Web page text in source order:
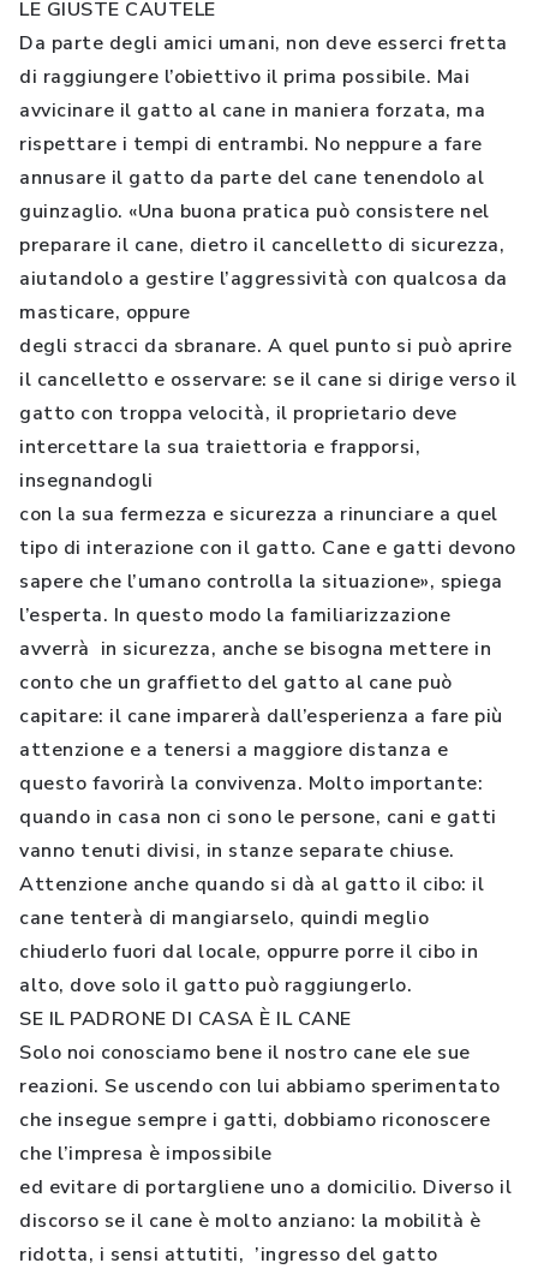
LE GIUSTE CAUTELE
Da parte degli amici umani, non deve esserci fretta
di raggiungere l’obiettivo il prima possibile. Mai
avvicinare il gatto al cane in maniera forzata, ma
rispettare i tempi di entrambi. No neppure a fare
annusare il gatto da parte del cane tenendolo al
guinzaglio. «Una buona pratica può consistere nel
preparare il cane, dietro il cancelletto di sicurezza,
aiutandolo a gestire l’aggressività con qualcosa da
masticare, oppure
degli stracci da sbranare. A quel punto si può aprire
il cancelletto e osservare: se il cane si dirige verso il
gatto con troppa velocità, il proprietario deve
intercettare la sua traiettoria e frapporsi,
insegnandogli
con la sua fermezza e sicurezza a rinunciare a quel
tipo di interazione con il gatto. Cane e gatti devono
sapere che l’umano controlla la situazione», spiega
l’esperta. In questo modo la familiarizzazione
avverrà in sicurezza, anche se bisogna mettere in
conto che un graffietto del gatto al cane può
capitare: il cane imparerà dall’esperienza a fare più
attenzione e a tenersi a maggiore distanza e
questo favorirà la convivenza. Molto importante:
quando in casa non ci sono le persone, cani e gatti
vanno tenuti divisi, in stanze separate chiuse.
Attenzione anche quando si dà al gatto il cibo: il
cane tenterà di mangiarselo, quindi meglio
chiuderlo fuori dal locale, oppurre porre il cibo in
alto, dove solo il gatto può raggiungerlo.
SE IL PADRONE DI CASA È IL CANE
Solo noi conosciamo bene il nostro cane ele sue
reazioni. Se uscendo con lui abbiamo sperimentato
che insegue sempre i gatti, dobbiamo riconoscere
che l’impresa è impossibile
ed evitare di portargliene uno a domicilio. Diverso il
discorso se il cane è molto anziano: la mobilità è
ridotta, i sensi attutiti, ’ingresso del gatto